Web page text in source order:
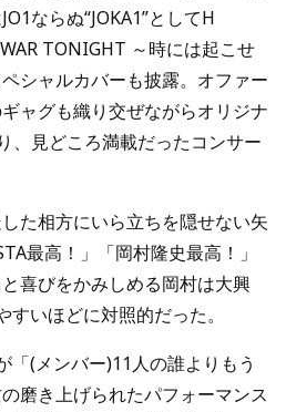
ならぬ“JOKA1”としてH
TONIGHT ～時には起こせ
シャルカバーも披露。オファー
ャグも織り交ぜながらオリジナ
、見どころ満載だったコンサー
た相方にいら立ちを隠せない矢
最高！」「岡村隆史最高！」
喜びをかみしめる岡村は大興
いほどに対照的だった。
(メンバー)11人の誰よりもう
磨き上げられたパフォーマンス